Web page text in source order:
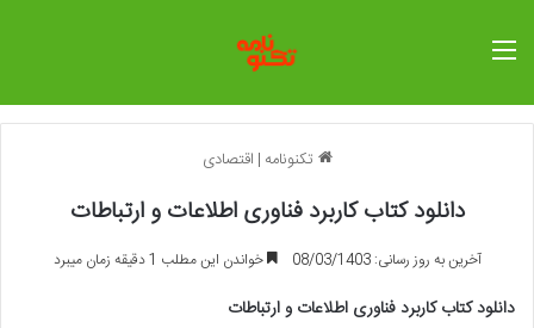
تکنونامه | اقتصادی
دانلود کتاب کاربرد فناوری اطلاعات و ارتباطات
آخرین به روز رسانی: 08/03/1403 خواندن این مطلب 1 دقیقه زمان میبرد
دانلود کتابکاربرد فناوری اطلاعات و ارتباطات